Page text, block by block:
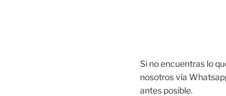
Si no encuentras lo
nosotros vía
antes posible.